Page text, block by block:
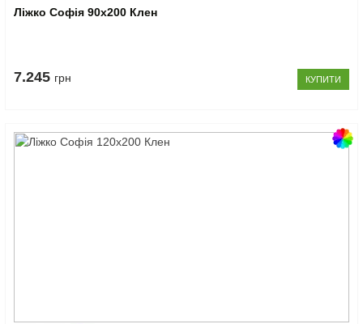
Ліжко Софія 90x200 Клен
7.245 грн КУПИТИ